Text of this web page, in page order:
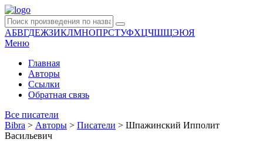
АБВГДЕЖЗИКЛМНОПРСТУФХЦЧШЩЭЮЯ
Меню
Главная
Авторы
Ссылки
Обратная связь
Все писатели
Bibra > Авторы > Писатели > Шпажинский Ипполит
Васильевич